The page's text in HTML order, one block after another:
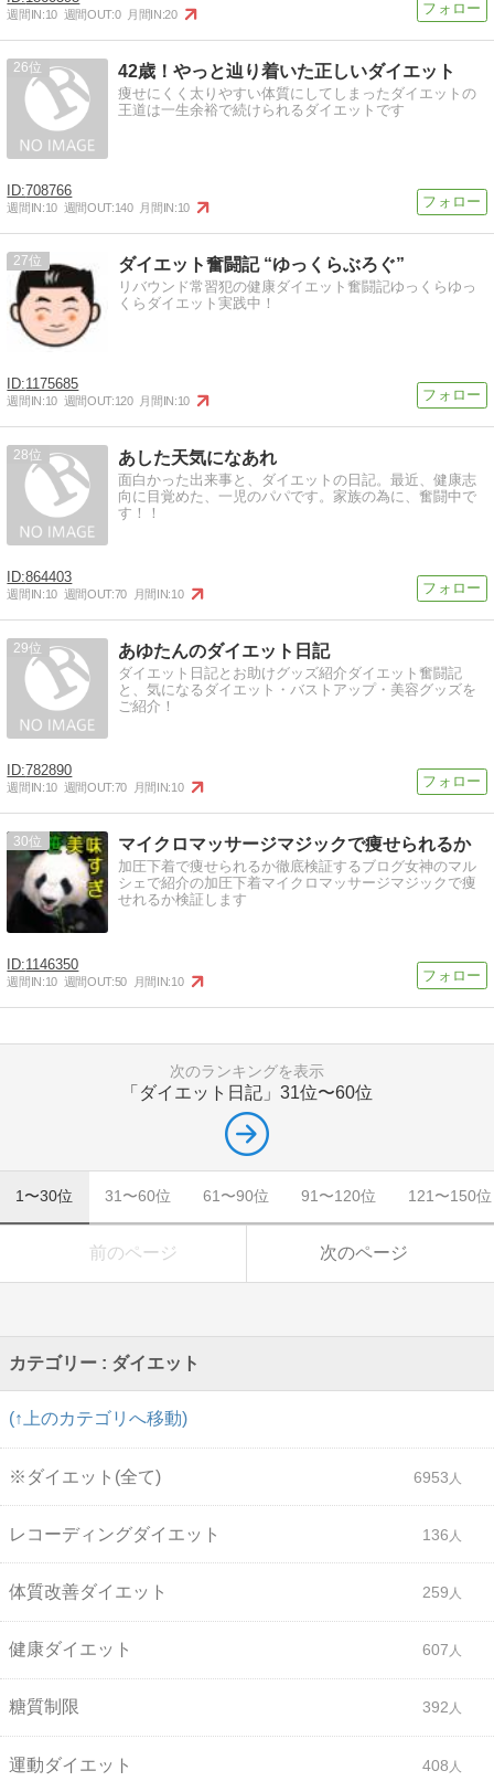
週間IN:10 週間OUT:0 月間IN:20
26 42歳！やっと辿り着いた正しいダイエット
痩せにくく太りやすい体質にしてしまったダイエットの
王道は一生余裕で続けられるダイエットです
708766
週間IN:10 週間OUT:140 月間IN:10
27 ダイエット奮闘記 “ゆっくらぶろぐ”
リバウンド常習犯の健康ダイエット奮闘記ゆっくらゆっ
くらダイエット実践中！
1175685
週間IN:10 週間OUT:120 月間IN:10
28 あした天気になあれ
面白かった出来事と、ダイエットの日記。最近、健康志
向に目覚めた、一児のパパです。家族の為に、奮闘中で
す！！
864403
週間IN:10 週間OUT:70 月間IN:10
29 あゆたんのダイエット日記
ダイエット日記とお助けグッズ紹介ダイエット奮闘記
と、気になるダイエット・バストアップ・美容グッズを
ご紹介！
782890
週間IN:10 週間OUT:70 月間IN:10
30 マイクロマッサージマジックで痩せられるか
加圧下着で痩せられるか徹底検証するブログ女神のマル
シェで紹介の加圧下着マイクロマッサージマジックで痩
せれるか検証します
1146350
週間IN:10 週間OUT:50 月間IN:10
次のランキングを表示
「ダイエット日記」 31位〜60位
1〜30位 31〜60位 61〜90位 91〜120位 121〜150位
前のページ 次のページ
カテゴリー : ダイエット
(↑上のカテゴリへ移動)
※ダイエット(全て) 6953
レコーディングダイエット 136
体質改善ダイエット 259
健康ダイエット 607
糖質制限 392
運動ダイエット 408